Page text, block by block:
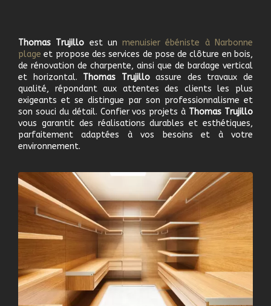
Thomas Trujillo est unmenuisier ébéniste à Narbonne
plage et propose des services de pose de clôture en bois,
de rénovation de charpente, ainsi que de bardage vertical
et horizontal. Thomas Trujilloassure des travaux de
qualité, répondant aux attentes des clients les plus
exigeants et se distingue par son professionnalisme et
son souci du détail. Confier vos projets à Thomas Trujillo
vous garantit des réalisations durables et esthétiques,
parfaitement adaptées à vos besoins et à votre
environnement.